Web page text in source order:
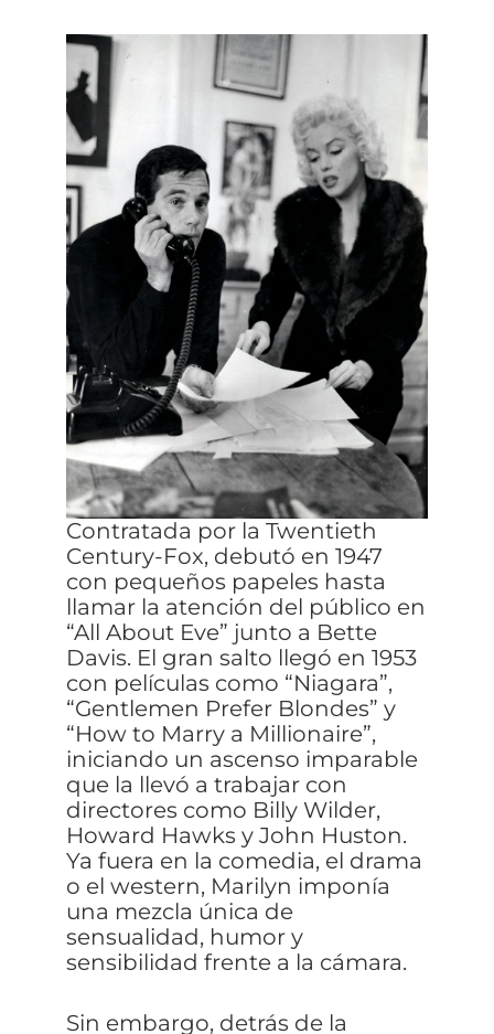
Contratada por la Twentieth
Century-Fox, debutó en 1947
con pequeños papeles hasta
llamar la atención del público en
“All About Eve” junto a Bette
Davis. El gran salto llegó en 1953
con películas como “Niagara”,
“Gentlemen Prefer Blondes” y
“How to Marry a Millionaire”,
iniciando un ascenso imparable
que la llevó a trabajar con
directores como Billy Wilder,
Howard Hawks y John Huston.
Ya fuera en la comedia, el drama
o el western, Marilyn imponía
una mezcla única de
sensualidad, humor y
sensibilidad frente a la cámara.
Sin embargo, detrás de la